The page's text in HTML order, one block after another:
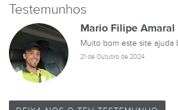
Testemunhos
Mario Filipe Amaral
Muito bom este site ajuda
21 de Outubro de 2024